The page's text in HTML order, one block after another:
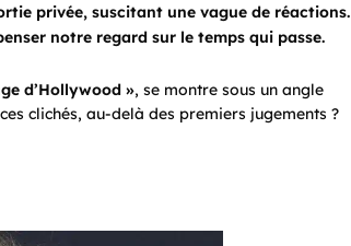
privée, suscitant une vague de réactions.
notre regard sur le temps qui passe.
d’Hollywood », se montre sous un angle
clichés, au-delà des premiers jugements ?